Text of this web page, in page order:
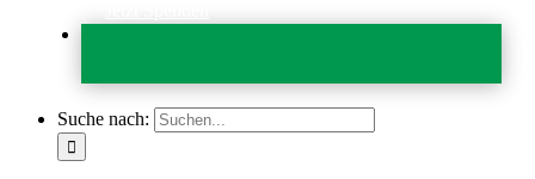
Suche nach: